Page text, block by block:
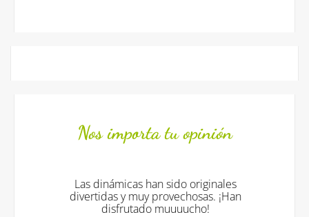
Nos importa tu opinión
Las dinámicas han sido originales
divertidas y muy provechosas. ¡Han
disfrutado muuuucho!